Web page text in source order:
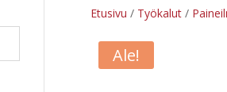
Etusivu / Työkalut/
Ale!